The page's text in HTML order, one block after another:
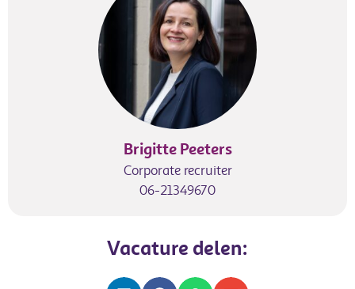
Brigitte Peeters
Corporate recruiter
06-21349670
Vacature delen: